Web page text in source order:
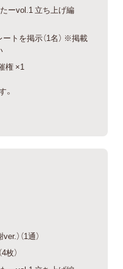
ーvol.1 立ち上げ編
トを掲示（1名） ※掲載
権 ×1
。
）（1通）
）